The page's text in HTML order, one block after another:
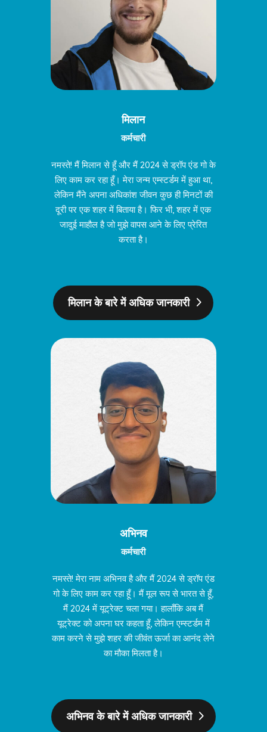
मिलान
कर्मचारी
नमस्ते! मैं मिलान से हूँ और मैं 2024 से ड्रॉप एंड गो के
लिए काम कर रहा हूँ। मेरा जन्म एम्स्टर्डम में हुआ था,
लेकिन मैंने अपना अधिकांश जीवन कुछ ही मिनटों की
दूरी पर एक शहर में बिताया है। फिर भी, शहर में एक
जादुई माहौल है जो मुझे वापस आने के लिए प्रेरित
करता है।
मिलान के बारे में अधिक जानकारी
अभिनव
कर्मचारी
नमस्ते! मेरा नाम अभिनव है और मैं 2024 से ड्रॉप एंड
गो के लिए काम कर रहा हूँ। मैं मूल रूप से भारत से हूँ,
मैं 2024 में यूट्रेक्ट चला गया। हालाँकि अब मैं
यूट्रेक्ट को अपना घर कहता हूँ, लेकिन एम्स्टर्डम में
काम करने से मुझे शहर की जीवंत ऊर्जा का आनंद लेने
का मौका मिलता है।
अभिनव के बारे में अधिक जानकारी